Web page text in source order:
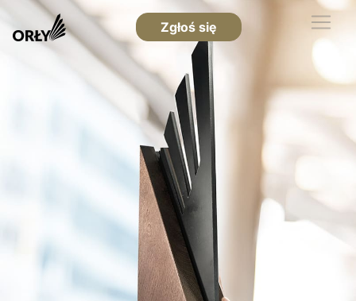
Zgłoś się